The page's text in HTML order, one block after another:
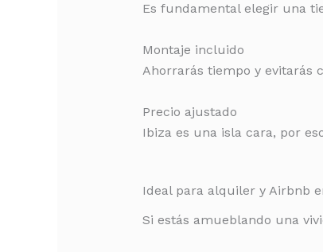
Es fundamental elegir una
Montaje incluido
Ahorrarás tiempo y evitarás
Precio ajustado
Ibiza es una isla cara, por
Ideal para alquiler y Airbnb
Si estás amueblando una